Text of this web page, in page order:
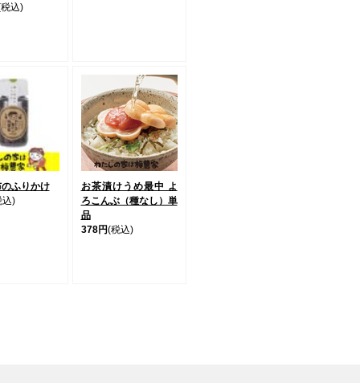
込)
ふりかけ
込)
お茶漬けうめ最中 よ
ろこんぶ（種なし）単
品
378円(税込)